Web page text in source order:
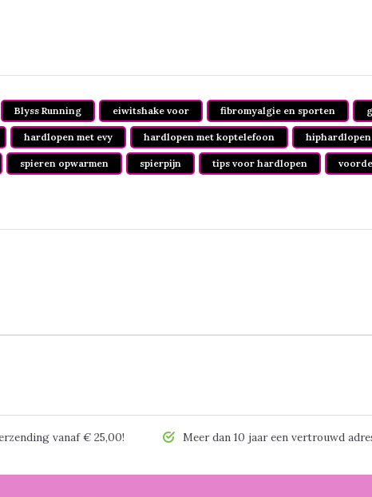
Blyss Running eiwitshake voor fibromyalgie en sporten
hardlopen met evy hardlopen met koptelefoon hiphardlopen
spieren opwarmen spierpijn tips voor hardlopen
vanaf € 25,00! Meer dan 10 jaar een vertrouwd